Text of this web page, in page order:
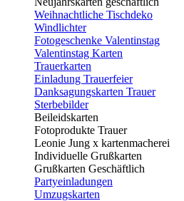
Weihnachtliche Tischdeko
Windlichter
Fotogeschenke Valentinstag
Valentinstag Karten
Trauerkarten
Einladung Trauerfeier
Danksagungskarten Trauer
Sterbebilder
Beileidskarten
Fotoprodukte Trauer
Leonie Jung x kartenmacherei
Individuelle Grußkarten
Grußkarten Geschäftlich
Partyeinladungen
Umzugskarten